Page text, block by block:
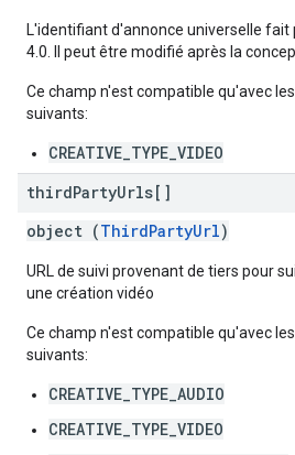
L'identifiant d'annonce universelle fait
4.0. Il peut être modifié après la
Ce champ n'est compatible qu'avec les
suivants:
CREATIVE_TYPE_VIDEO
thirdPartyUrls[]
object (ThirdPartyUrl)
URL de suivi provenant de tiers pour
une création vidéo
Ce champ n'est compatible qu'avec les
suivants:
CREATIVE_TYPE_AUDIO
CREATIVE_TYPE_VIDEO